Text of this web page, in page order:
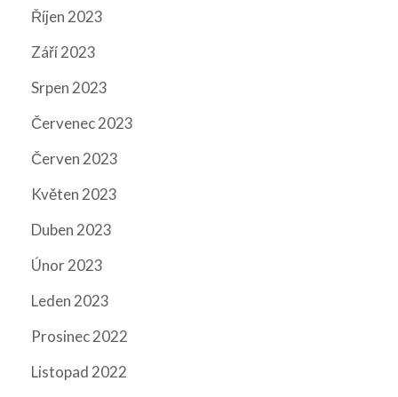
Říjen 2023
Září 2023
Srpen 2023
Červenec 2023
Červen 2023
Květen 2023
Duben 2023
Únor 2023
Leden 2023
Prosinec 2022
Listopad 2022